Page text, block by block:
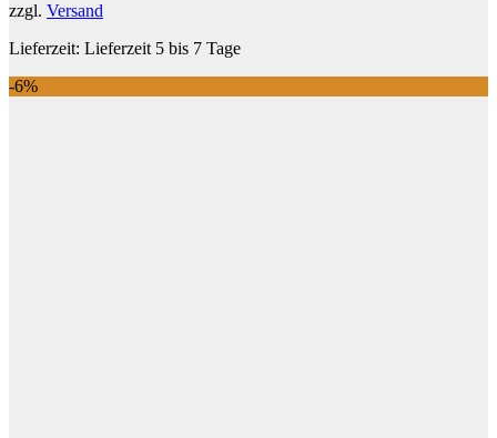
zzgl. Versand
Lieferzeit: Lieferzeit 5 bis 7 Tage
-6%